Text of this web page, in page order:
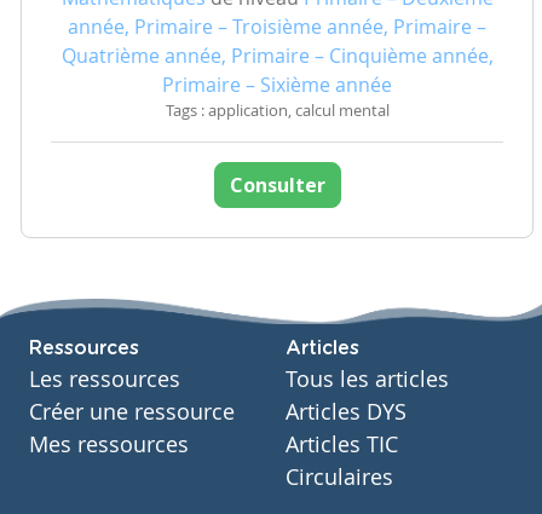
année, Primaire – Troisième année, Primaire –
Quatrième année, Primaire – Cinquième année,
Primaire – Sixième année
Tags : application, calcul mental
Consulter
Ressources
Les ressources
Créer une ressource
Mes ressources
Articles
Tous les articles
Articles DYS
Articles TIC
Circulaires